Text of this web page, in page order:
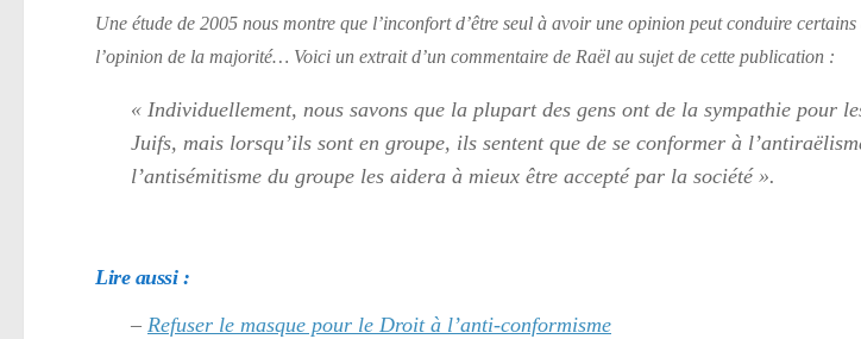
Une étude de 2005 nous montre que l’inconfort d’être seul à avoir une opinion peut conduire
l’opinion de la majorité… Voici un extrait d’un commentaire de Raël au sujet de cette publication :
« Individuellement, nous savons que la plupart des gens ont de la sympathie pour
Juifs, mais lorsqu’ils sont en groupe, ils sentent que de se conformer à
l’antisémitisme du groupe les aidera à mieux être accepté par la société ».
Lire aussi :
– Refuser le masque pour le Droit à l’anti-conformisme